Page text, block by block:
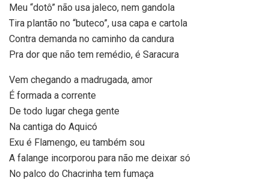
Meu “dotô” não usa jaleco, nem gandola
Tira plantão no “buteco”, usa capa e cartola
Contra demanda no caminho da candura
Pra dor que não tem remédio, é Saracura
Vem chegando a madrugada, amor
É formada a corrente
De todo lugar chega gente
Na cantiga do Aquicó
Exu é Flamengo, eu também sou
A falange incorporou para não me deixar só
No palco do Chacrinha tem fumaça